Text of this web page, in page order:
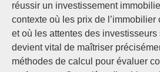
réussir un investissement
contexte où les prix de l’immobilier
et où les attentes des investisseurs
devient vital de maîtriser
méthodes de calcul pour évaluer